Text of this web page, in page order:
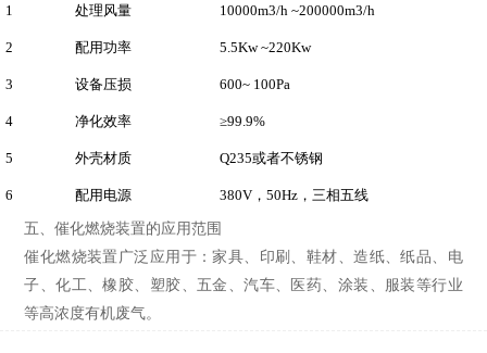
1 处理风量 10000m3/h ~200000m3/h
2 配用功率 5.5Kw ~220Kw
3 设备压损 600~ 100Pa
4 净化效率 ≥99.9%
5 外壳材质 Q235或者不锈钢
6 配用电源 380V，50Hz，三相五线
五、催化燃烧装置的应用范围
催化燃烧装置广泛应用于：家具、印刷、鞋材、造纸、纸品、电
子、化工、橡胶、塑胶、五金、汽车、医药、涂装、服装等行业
等高浓度有机废气。